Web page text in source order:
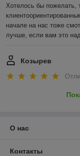
Хотелось бы пожелать,
начале на нас тоже
лучше, если вам это
Козырев
О нас
Контакты